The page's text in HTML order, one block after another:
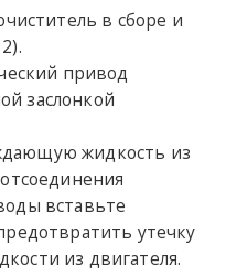
в сборе и
привод
заслонкой
жидкость из
вставьте
утечку
из двигателя.